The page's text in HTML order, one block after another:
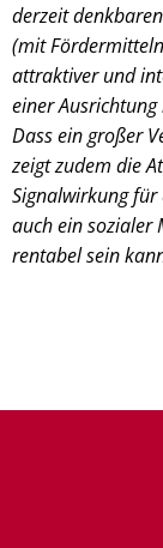
derzeit
(mit
attraktiver und
einer Ausrichtung
Dass ein großer
zeigt zudem die
Signalwirkung für
auch ein sozialer
rentabel sein